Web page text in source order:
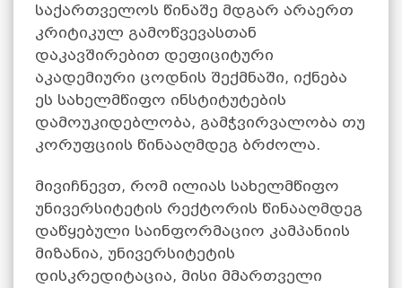
საქართველოს წინაშე მდგარ არაერთ
კრიტიკულ გამოწვევასთან
დაკავშირებით დეფიციტური
აკადემიური ცოდნის შექმნაში, იქნება
ეს სახელმწიფო ინსტიტუტების
დამოუკიდებლობა, გამჭვირვალობა თუ
კორუფციის წინააღმდეგ ბრძოლა.
მივიჩნევთ, რომ ილიას სახელმწიფო
უნივერსიტეტის რექტორის წინააღმდეგ
დაწყებული საინფორმაციო კამპანიის
მიზანია, უნივერსიტეტის
დისკრედიტაცია, მისი მმართველი